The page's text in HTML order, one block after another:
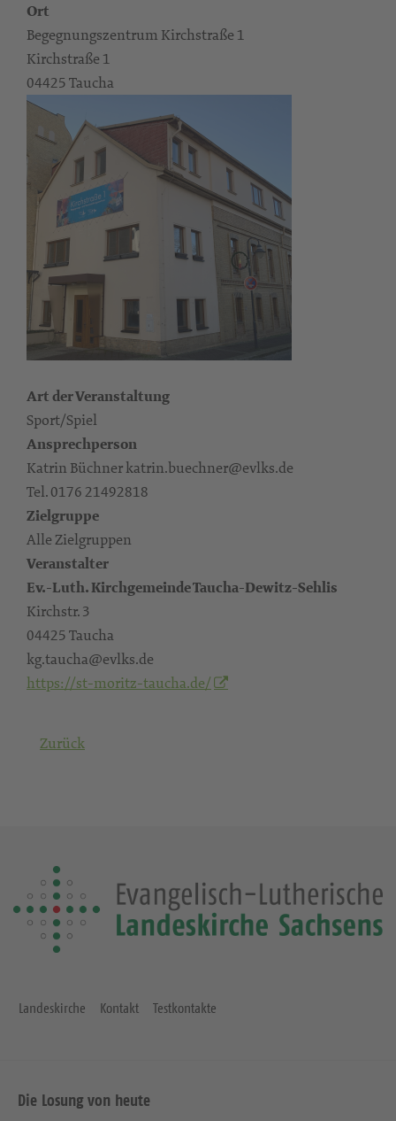
Ort
Begegnungszentrum Kirchstraße 1
Kirchstraße 1
04425 Taucha
Art der Veranstaltung
Sport/Spiel
Ansprechperson
Katrin Büchner katrin.buechner@evlks.de
Tel. 0176 21492818
Zielgruppe
Alle Zielgruppen
Veranstalter
Ev.-Luth. Kirchgemeinde Taucha-Dewitz-Sehlis
Kirchstr. 3
04425 Taucha
kg.taucha@evlks.de
https://st-moritz-taucha.de/
Zurück
Landeskirche Kontakt Testkontakte
Die Losung von heute